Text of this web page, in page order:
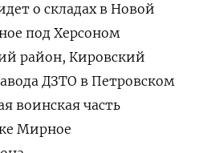
о складах в Новой
под Херсоном
район, Кировский
ДЗТО в Петровском
воинская часть
Мирное